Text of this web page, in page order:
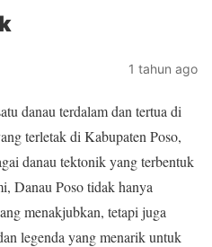
1 tahun ago
danau terdalam dan tertua di
terletak di Kabupaten Poso,
danau tektonik yang terbentuk
Danau Poso tidak hanya
menakjubkan, tetapi juga
legenda yang menarik untuk